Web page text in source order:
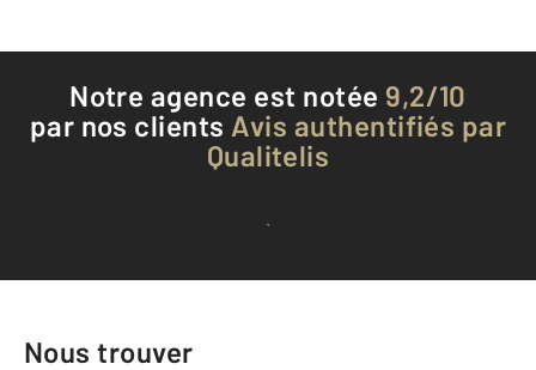
Notre agence est notée 9,2/10
par nos clients Avis authentifiés par
Qualitelis
Voir tous les avis clients
Nous trouver